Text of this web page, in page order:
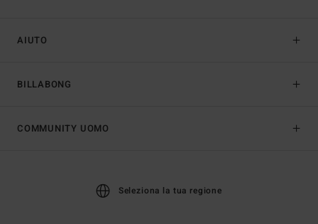
AIUTO
BILLABONG
COMMUNITY UOMO
Seleziona la tua regione